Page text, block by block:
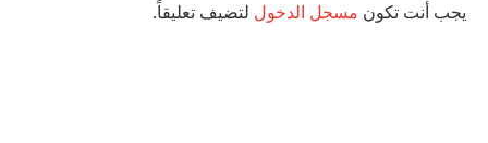
يجب أنت تكون مسجل الدخول لتضيف تعليقاً.